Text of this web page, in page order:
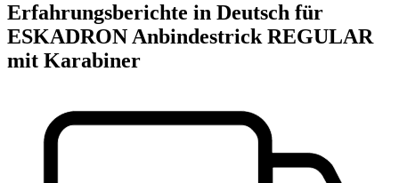
Erfahrungsberichte in Deutsch für
ESKADRON Anbindestrick REGULAR
mit Karabiner